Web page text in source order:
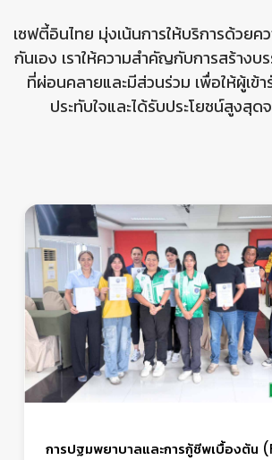
เซฟตี้อินไทย มุ่งเน้นการให้บริการด้วยคว
กันเอง เราให้ความสำคัญกับการสร้างบ
ที่ผ่อนคลายและมีส่วนร่วม เพื่อให้ผู้เข้
ประทับใจและได้รับประโยชน์สูงสุด
การปฐมพยาบาลและการกู้ชีพเบื้องต้น